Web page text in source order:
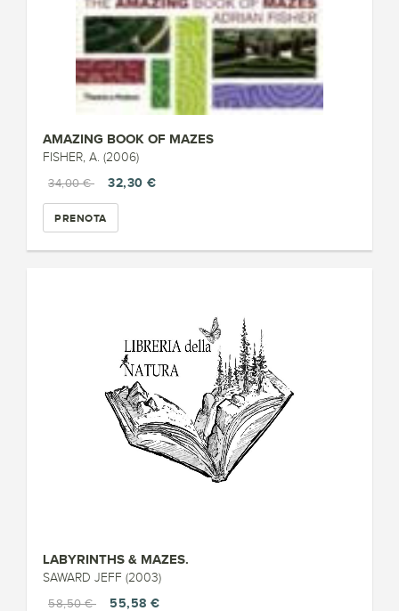
AMAZING BOOK OF MAZES
FISHER, A. (2006)
34,00 €
32,30 €
PRENOTA
LABYRINTHS & MAZES.
SAWARD JEFF (2003)
58,50 €
55,58 €